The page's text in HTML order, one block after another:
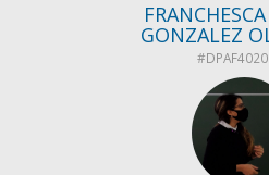
GONZALEZ